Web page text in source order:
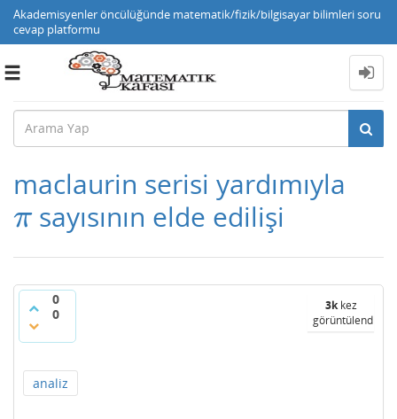
Akademisyenler öncülüğünde matematik/fizik/bilgisayar bilimleri soru
cevap platformu
Toggle
maclaurin serisi yardımıyla
π
πsayısının elde edilişi
0
0
3kkez
görüntülendi
analiz